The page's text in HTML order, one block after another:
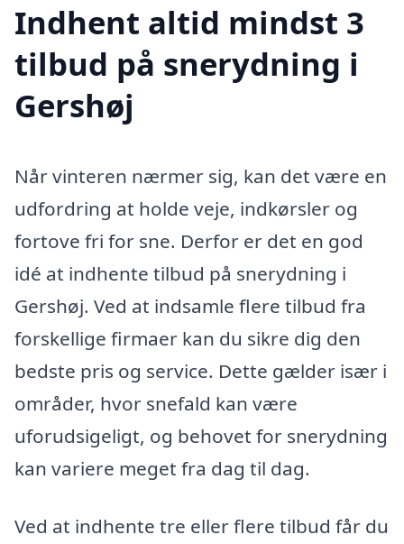
Indhent altid mindst 3
tilbud på snerydning i
Gershøj
Når vinteren nærmer sig, kan det være en
udfordring at holde veje, indkørsler og
fortove fri for sne. Derfor er det en god
idé at indhente tilbud på snerydning i
Gershøj. Ved at indsamle flere tilbud fra
forskellige firmaer kan du sikre dig den
bedste pris og service. Dette gælder især i
områder, hvor snefald kan være
uforudsigeligt, og behovet for snerydning
kan variere meget fra dag til dag.
Ved at indhente tre eller flere tilbud får du